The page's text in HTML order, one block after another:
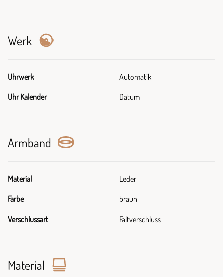
Werk
Uhrwerk Automatik
Uhr Kalender Datum
Armband
Material Leder
Farbe braun
Verschlussart Faltverschluss
Material